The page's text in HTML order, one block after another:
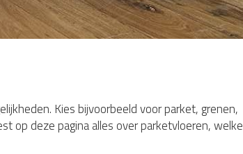
Kies bijvoorbeeld voor parket, grenen,
op deze pagina alles over parketvloeren, welke